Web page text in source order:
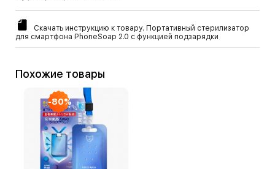
Скачать инструкцию к товару. Портативный стерилизатор
для смартфона PhoneSoap 2.0 с функцией подзарядки
Похожие товары
-80%